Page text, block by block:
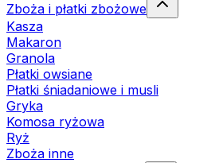
Zboża i płatki zbożowe
Kasza
Makaron
Granola
Płatki owsiane
Płatki śniadaniowe i musli
Gryka
Komosa ryżowa
Ryż
Zboża inne